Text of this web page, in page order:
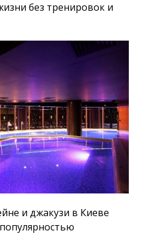
без тренировок и
и джакузи в Киеве